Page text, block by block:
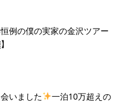
恒例の僕の実家の金沢ツアー
いました
一泊10万超えの